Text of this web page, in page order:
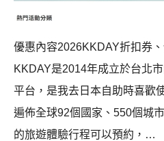
優惠內容2026KKDAY折扣券
KKDAY是2014年成立於台北
平台，是我去日本自助時喜歡
遍佈全球92個國家、550個城
的旅遊體驗行程可以預約，…